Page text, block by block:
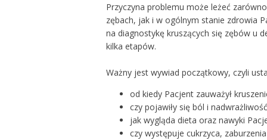
Przyczyna problemu może leżeć
zębach, jak i w ogólnym stanie zdrowia
na diagnostykę kruszących się zębów u
kilka etapów.
Ważny jest wywiad początkowy, czyli
od kiedy Pacjent zauważył
czy pojawiły się ból i
jak wygląda dieta oraz nawyki
czy występuje cukrzyca,